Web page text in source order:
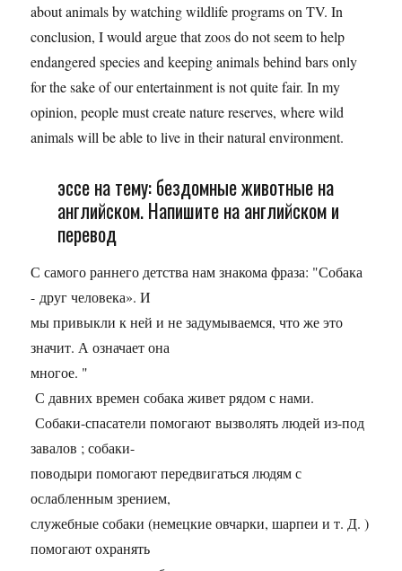
about animals by watching wildlife programs on TV. In
conclusion, I would argue that zoos do not seem to help
endangered species and keeping animals behind bars only
for the sake of our entertainment is not quite fair. In my
opinion, people must create nature reserves, where wild
animals will be able to live in their natural environment.
эссе на тему: бездомные животные на
английском. Напишите на английском и
перевод
С самого раннего детства нам знакома фраза: "Собака
- друг человека». И
мы привыкли к ней и не задумываемся, что же это
значит. А означает она
многое. "
С давних времен собака живет рядом с нами.
Собаки-спасатели помогают вызволять людей из-под
завалов ; собаки-
поводыри помогают передвигаться людям с
ослабленным зрением,
служебные собаки (немецкие овчарки, шарпеи и т. Д. )
помогают охранять